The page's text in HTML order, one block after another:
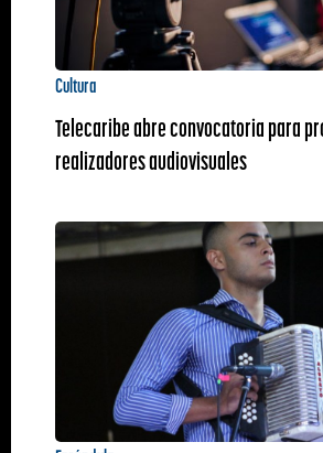
Cultura
Telecaribe abre convocatoria para
realizadores audiovisuales